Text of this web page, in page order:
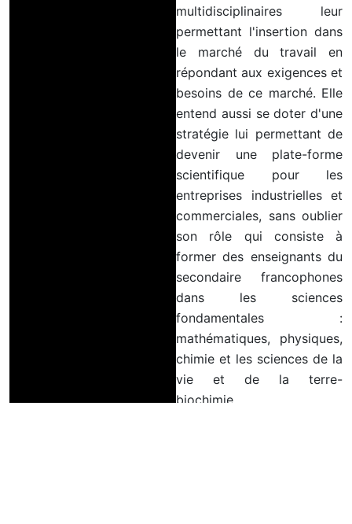
multidisciplinaires leur
permettant l'insertion dans
le marché du travail en
répondant aux exigences et
besoins de ce marché. Elle
entend aussi se doter d'une
stratégie lui permettant de
devenir une plate-forme
scientifique pour les
entreprises industrielles et
commerciales, sans oublier
son rôle qui consiste à
former des enseignants du
secondaire francophones
dans les sciences
fondamentales :
mathématiques, physiques,
chimie et les sciences de la
vie et de la terre-
biochimie.